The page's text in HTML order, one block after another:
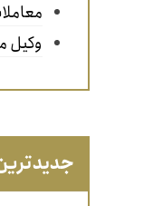
وکیل